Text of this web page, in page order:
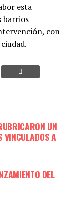
esta
barrios
con
UN
VINCULADOS A
DEL